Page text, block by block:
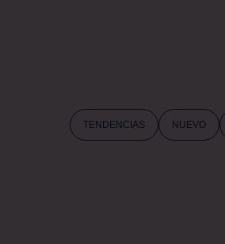
TENDENCIAS NUEVO